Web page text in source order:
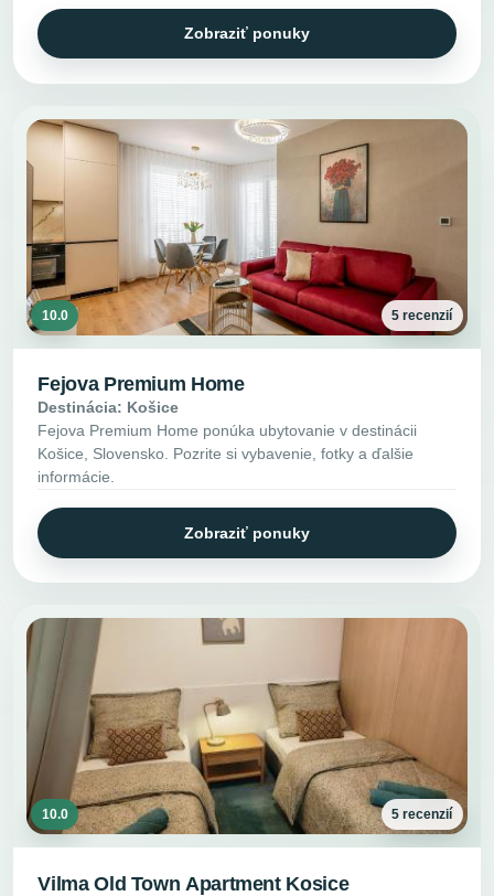
Zobraziť ponuky
10.0 5 recenzií
Fejova Premium Home
Destinácia: Košice
Fejova Premium Home ponúka ubytovanie v destinácii
Košice, Slovensko. Pozrite si vybavenie, fotky a ďalšie
informácie.
Zobraziť ponuky
10.0 5 recenzií
Vilma Old Town Apartment Kosice